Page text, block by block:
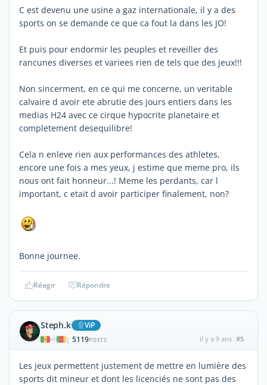
C est devenu une usine a gaz internationale, il y a des
sports on se demande ce que ca fout la dans les JO!
Et puis pour endormir les peuples et reveiller des
rancunes diverses et variees rien de tels que des jeux!!!
Non sincerment, en ce qui me concerne, un veritable
calvaire d avoir ete abrutie des jours entiers dans les
medias H24 avec ce cirque hypocrite planetaire et
completement desequilibre!
Cela n enleve rien aux performances des athletes,
encore une fois a mes yeux, j estime que meme pro, ils
nous ont fait honneur...! Meme les perdants, car l
important, c etait d avoir participer finalement, non?
Bonne journee.
Réagir Répondre
Steph.k ViP
| 5119POSTS il y a 9 ans #5
Les jeux permettent justement de mettre en lumière des
sports dit mineur et dont les licenciés ne sont pas des